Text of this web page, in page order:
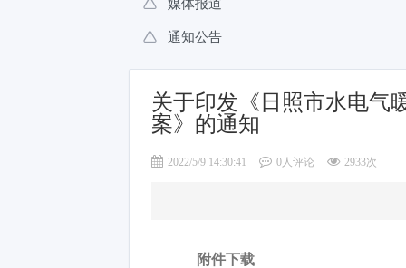
媒体报道
通知公告
关于印发《日照市水电气
案》的通知
2022/5/9 14:30:41 0人评论 2933次
附件下载